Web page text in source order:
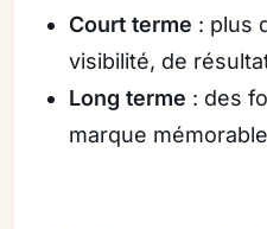
Court terme : plus
visibilité, de
Long terme : des
marque